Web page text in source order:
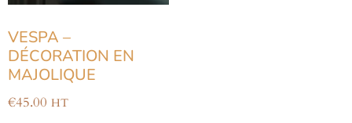
VESPA –
DÉCORATION EN
MAJOLIQUE
€45.00 HT